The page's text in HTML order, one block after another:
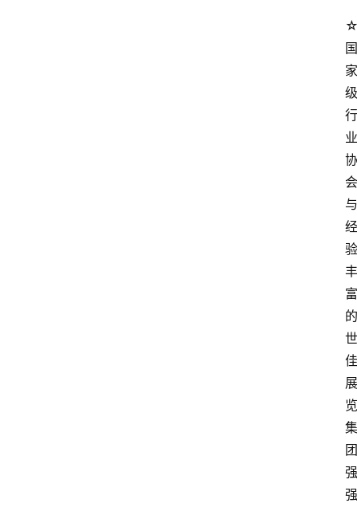
国
家
级
行
业
协
会
与
经
验
丰
富
的
世
佳
展
览
集
团
强
强